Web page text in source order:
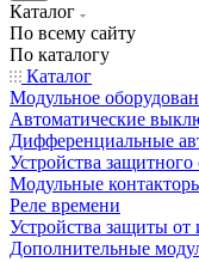
Каталог
По всему сайту
По каталогу
Каталог
Модульное
Автоматические
Дифференциальные
Устройства
Модульные
Реле времени
Устройства защиты
Дополнительные